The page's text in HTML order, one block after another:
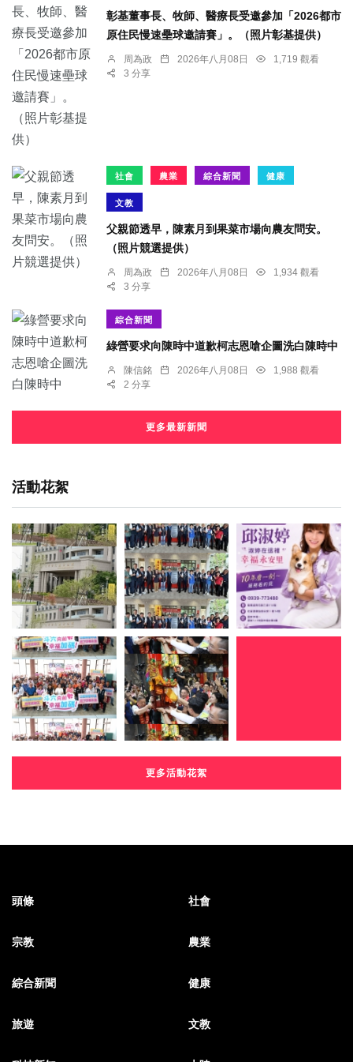
彰基董事長、牧師、醫療長受邀參加「2026都市
原住民慢速壘球邀請賽」。（照片彰基提供）
周為政 2026年八月08日
1,719 觀看
3 分享
社會 農業 綜合新聞 健康
文教
父親節透早，陳素月到果菜市場向農友問安。
（照片競選提供）
周為政 2026年八月08日
1,934 觀看
3 分享
綜合新聞
綠營要求向陳時中道歉柯志恩嗆企圖洗白陳時中
陳信銘 2026年八月08日
1,988 觀看
2 分享
更多最新新聞
活動花絮
更多活動花絮
頭條 社會
宗教 農業
綜合新聞 健康
旅遊 文教